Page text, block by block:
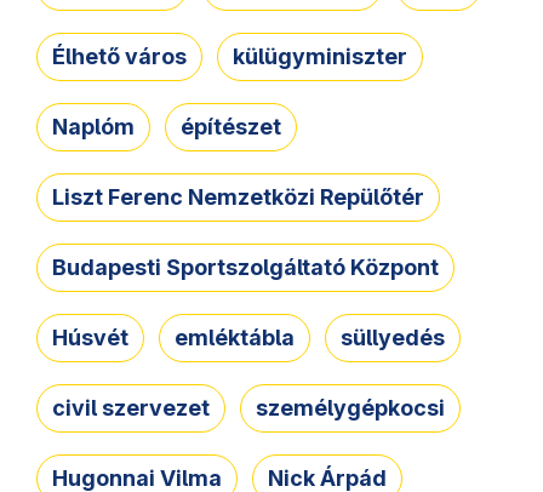
Élhető város külügyminiszter
Naplóm építészet
Liszt Ferenc Nemzetközi Repülőtér
Budapesti Sportszolgáltató Központ
Húsvét emléktábla süllyedés
civil szervezet személygépkocsi
Hugonnai Vilma Nick Árpád